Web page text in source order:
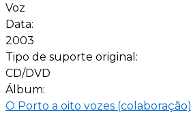
Voz
Data:
2003
Tipo de suporte original:
CD/DVD
Álbum:
O Porto a oito vozes (colaboração)